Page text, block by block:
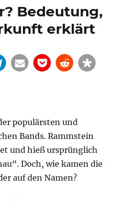
Bedeutung,
erklärt
populärsten und
Bands. Rammstein
und hieß ursprünglich
Doch, wie kamen die
auf den Namen?